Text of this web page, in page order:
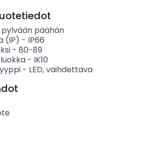
pylvään päähän
(IP) - IP66
- 80-89
- IK10
- LED, vaihdettava